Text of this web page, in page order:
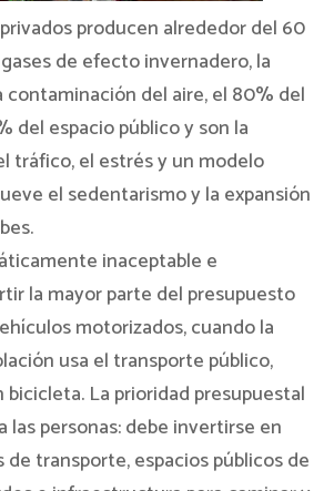
producen alrededor del 60
de efecto invernadero, la
contaminación del aire, el 80% del
del espacio público y son la
tráfico, el estrés y un modelo
el sedentarismo y la expansión
inaceptable e
la mayor parte del presupuesto
motorizados, cuando la
usa el transporte público,
bicicleta. La prioridad presupuestal
las personas: debe invertirse en
transporte, espacios públicos de